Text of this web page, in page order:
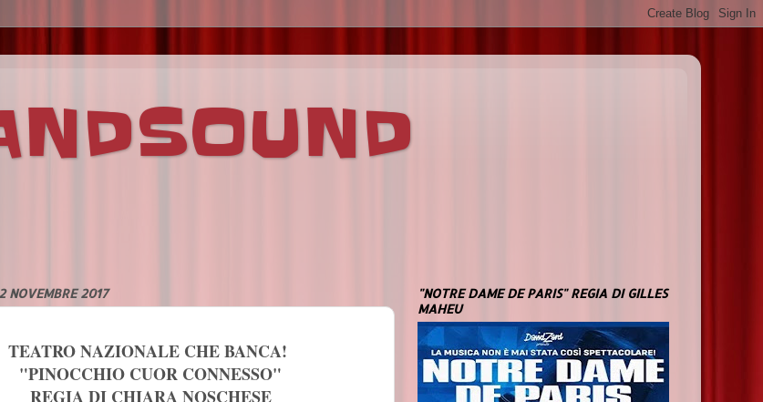
NOVEMBRE 2017
TEATRO NAZIONALE CHE BANCA!
"PINOCCHIO CUOR CONNESSO"
REGIA DI CHIARA NOSCHESE
"NOTRE DAME DE PARIS" REGIA DI GILLES
MAHEU